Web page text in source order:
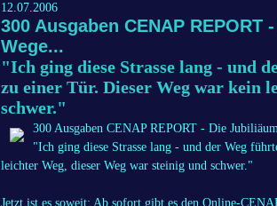
12.07.2006
300 Ausgaben CENAP
Wege...
"Ich ging diese Strasse lang - und
zu einer Tür. Dieser Weg war kein
schwer."
300 Ausgaben CENAP REPORT - Die
"Ich ging diese Strasse lang - und der Weg
leichter Weg, dieser Weg war steinig und schwer."
Jetzt ist es soweit: Ab sofort gibt es den Online-